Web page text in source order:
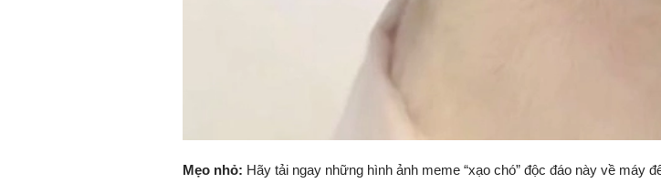
Mẹo nhỏ: Hãy tải ngay những hình ảnh meme “xạo chó” độc đáo này về máy